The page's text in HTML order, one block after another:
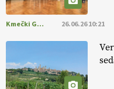
Kmečki Glas 26.06.26 10:21